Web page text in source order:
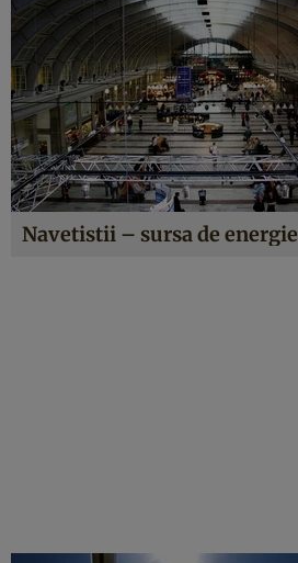
Navetistii – sursa de energie